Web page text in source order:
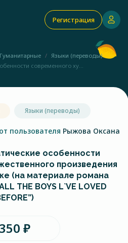
Регистрация
Гуманитарные
Языки (переводы)
современного ху...
Языки (переводы)
от пользователя Рыжова Оксана
особенности
произведения
(на материале романа
THE BOYS L`VE LOVED
350 ₽